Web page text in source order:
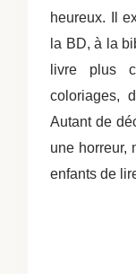
heureux. Il
la BD, à la
livre plus
coloriages,
Autant de
une horreur,
enfants de